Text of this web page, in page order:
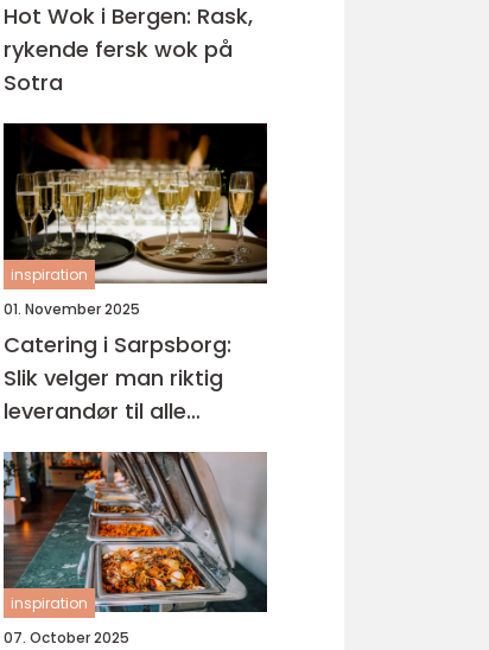
Hot Wok i Bergen: Rask,
rykende fersk wok på
Sotra
inspiration
01. November 2025
Catering i Sarpsborg:
Slik velger man riktig
leverandør til alle
anledninger
inspiration
07. October 2025